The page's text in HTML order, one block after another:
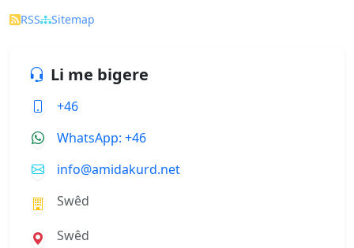
RSS Sitemap
Li me bigere
+46
WhatsApp: +46
info@amidakurd.net
Swêd
Swêd